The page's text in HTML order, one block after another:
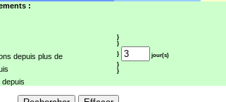
:
}
}
}
jour(s)
}
}
depuis plus de